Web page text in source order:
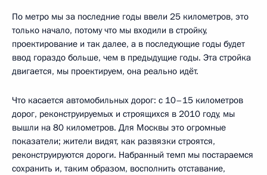
По метро мы за последние годы ввели 25 километров, это
только начало, потому что мы входили в стройку,
проектирование и так далее, а в последующие годы будет
ввод гораздо больше, чем в предыдущие годы. Эта стройка
двигается, мы проектируем, она реально идёт.
Что касается автомобильных дорог: с 10–15 километров
дорог, реконструируемых и строящихся в 2010 году, мы
вышли на 80 километров. Для Москвы это огромные
показатели; жители видят, как развязки строятся,
реконструируются дороги. Набранный темп мы постараемся
сохранить и, таким образом, восполнить отставание,